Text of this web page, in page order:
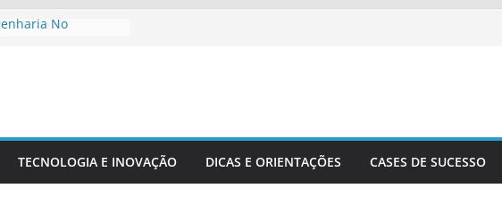
No
Ambiente:
Desenvolvimento
Civil Na
Aplicadas
TECNOLOGIA E INOVAÇÃO DICAS E ORIENTAÇÕES CASES DE SUCESSO